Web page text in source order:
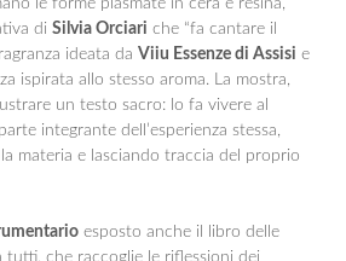
le forme plasmate in cera e resina,
diSilvia Orciari che “fa cantare il
ideata daViiu Essenze di Assisi e
ispirata allo stesso aroma. La mostra,
un testo sacro: lo fa vivere al
integrante dell’esperienza stessa,
materia e lasciando traccia del proprio
esposto anche il libro delle
tutti, che raccoglie le riflessioni dei